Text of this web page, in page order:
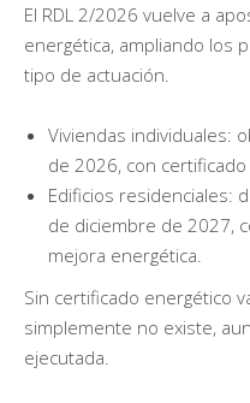
El RDL 2/2026 vuelve a
energética, ampliando los
tipo de actuación.
Viviendas individuales:
de 2026, con
Edificios residenciales:
de diciembre de 2027,
mejora energética.
Sin certificado energético
simplemente no existe,
ejecutada.